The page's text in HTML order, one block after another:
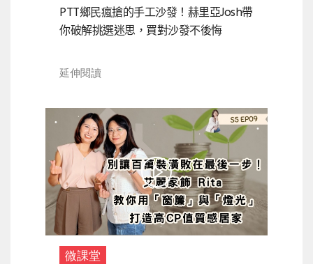
PTT鄉民瘋搶的手工沙發！赫里亞Josh帶
你破解挑選迷思，買對沙發不後悔
延伸閱讀
微課堂